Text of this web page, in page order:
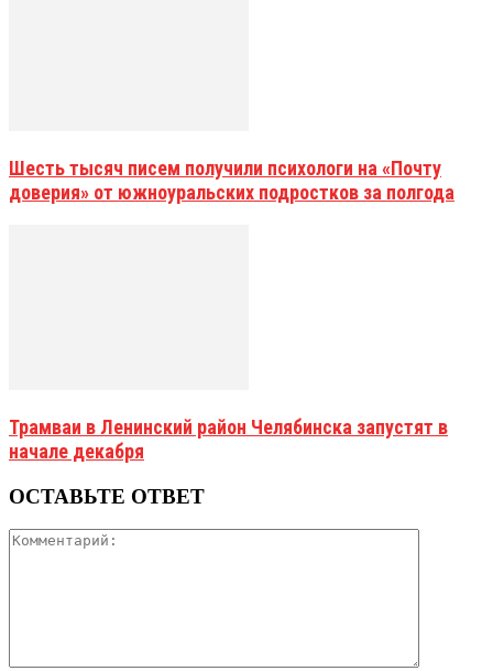
Шесть тысяч писем получили психологи на «Почту
доверия» от южноуральских подростков за полгода
Трамваи в Ленинский район Челябинска запустят в
начале декабря
ОСТАВЬТЕ ОТВЕТ